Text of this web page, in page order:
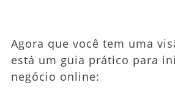
Agora que você tem uma
está um guia prático para
negócio online: